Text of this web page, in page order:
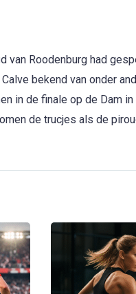
van Roodenburg had
bekend van onder
in de finale op de Dam
de trucjes als de